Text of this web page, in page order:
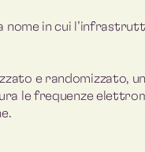
nome in cui
e
le frequenze